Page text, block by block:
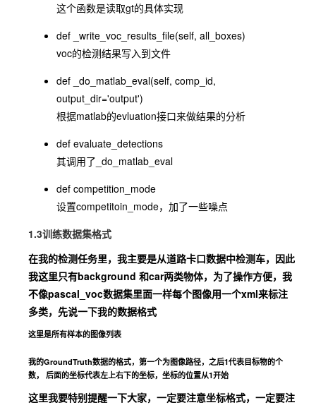
这个函数是读取gt的具体实现
def _write_voc_results_file(self, all_boxes)
voc的检测结果写入到文件
def _do_matlab_eval(self, comp_id,
output_dir='output')
根据matlab的evluation接口来做结果的分析
def evaluate_detections
其调用了_do_matlab_eval
def competition_mode
设置competitoin_mode，加了一些噪点
1.3训练数据集格式
在我的检测任务里，我主要是从道路卡口数据中检测车，因此
我这里只有background 和car两类物体，为了操作方便，我
不像pascal_voc数据集里面一样每个图像用一个xml来标注
多类，先说一下我的数据格式
这里是所有样本的图像列表
我的GroundTruth数据的格式，第一个为图像路径，之后1代表目标物的个
数， 后面的坐标代表左上右下的坐标，坐标的位置从1开始
这里我要特别提醒一下大家，一定要注意坐标格式，一定要注